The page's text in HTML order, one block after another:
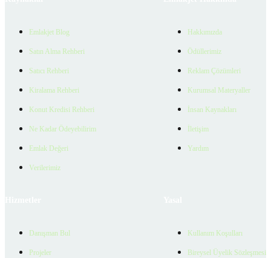
Emlakjet Blog
Satın Alma Rehberi
Satıcı Rehberi
Kiralama Rehberi
Konut Kredisi Rehberi
Ne Kadar Ödeyebilirim
Emlak Değeri
Verilerimiz
Hakkımızda
Ödüllerimiz
Reklam Çözümleri
Kurumsal Materyaller
İnsan Kaynakları
İletişim
Yardım
Danışman Bul
Projeler
Kullanım Koşulları
Bireysel Üyelik Sözleşmesi